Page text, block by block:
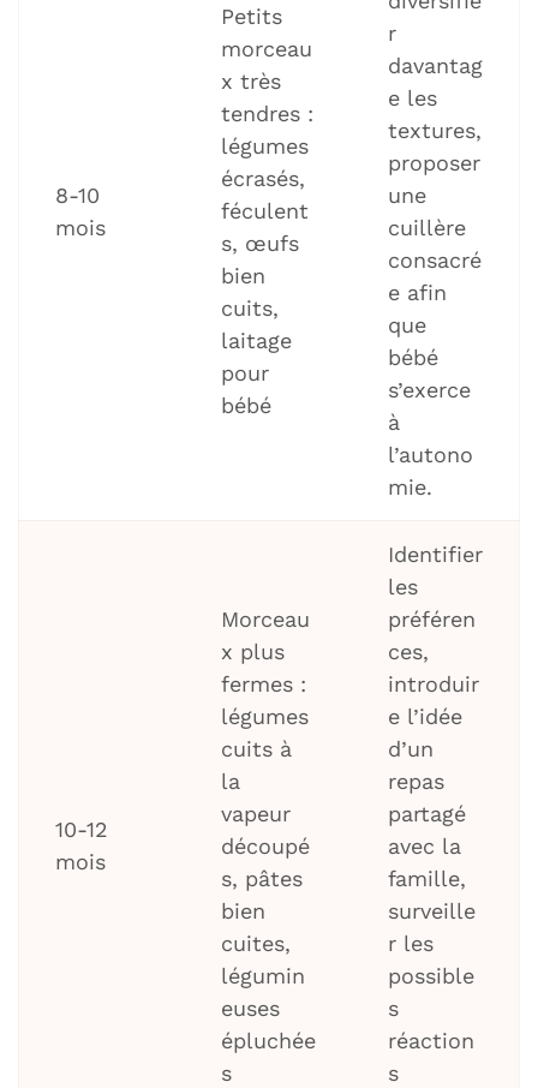
8-10
mois
Petits
morceau
x très
tendres :
légumes
écrasés,
féculent
s, œufs
bien
cuits,
laitage
pour
bébé
r
davantag
e les
textures,
proposer
une
cuillère
consacré
e afin
que
bébé
s’exerce
à
l’autono
mie.
10-12
mois
Morceau
x plus
fermes :
légumes
cuits à
la
vapeur
découpé
s, pâtes
bien
cuites,
légumin
euses
épluchée
s
Identifier
les
préféren
ces,
introduir
e l’idée
d’un
repas
partagé
avec la
famille,
surveille
r les
possible
s
réaction
s